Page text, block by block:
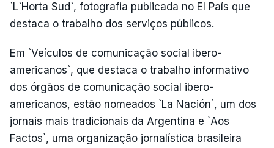
`L`Horta Sud`, fotografia publicada no El País que
destaca o trabalho dos serviços públicos.
Em `Veículos de comunicação social ibero-
americanos`, que destaca o trabalho informativo
dos órgãos de comunicação social ibero-
americanos, estão nomeados `La Nación`, um dos
jornais mais tradicionais da Argentina e `Aos
Factos`, uma organização jornalística brasileira